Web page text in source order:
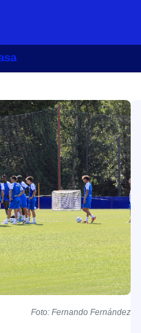
Foto: Fernando Fernández